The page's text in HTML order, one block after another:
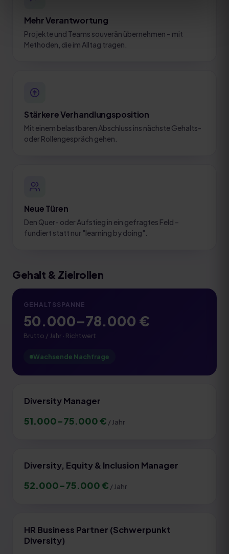
Mehr Verantwortung
Projekte und Teams souverän übernehmen – mit
Methoden, die im Alltag tragen.
Stärkere Verhandlungsposition
Mit einem belastbaren Abschluss ins nächste Gehalts-
oder Rollengespräch gehen.
Neue Türen
Den Quer- oder Aufstieg in ein gefragtes Feld –
fundiert statt nur "learning by doing".
Gehalt & Zielrollen
GEHALTSSPANNE
50.000–78.000 €
Brutto / Jahr · Richtwert
Wachsende Nachfrage
Diversity Manager
51.000–75.000€ / Jahr
Diversity, Equity & Inclusion Manager
52.000–75.000€ / Jahr
HR Business Partner (Schwerpunkt
Diversity)